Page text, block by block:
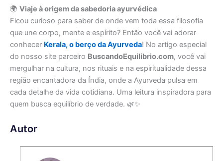
🌍 Viaje à origem da sabedoria ayurvédica
Ficou curioso para saber de onde vem toda essa filosofia
que une corpo, mente e espírito? Então você vai adorar
conhecer Kerala, o berço da Ayurveda! No artigo especial
do nosso site parceiro BuscandoEquilibrio.com, você vai
mergulhar na cultura, nos rituais e na espiritualidade dessa
região encantadora da Índia, onde a Ayurveda pulsa em
cada detalhe da vida cotidiana. Uma leitura inspiradora para
quem busca equilíbrio de verdade. 🌿✨
Autor